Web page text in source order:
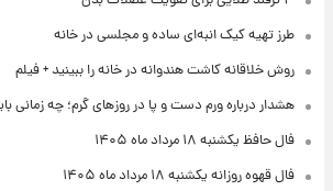
کیک انبه‌ای ساده و مجلسی در خانه
کاشت هندوانه در خانه را ببینید + فیلم
ورم دست و پا در روزهای گرم؛ چه زمانی باید نگران شد؟
۱۸ مرداد ماه ۱۴۰۵
یکشنبه ۱۸ مرداد ماه ۱۴۰۵